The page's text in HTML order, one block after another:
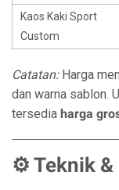
Kaos Kaki Sport
Custom
Catatan:Harga
dan warna sablon.
tersedia harga
⚙️ Teknik &